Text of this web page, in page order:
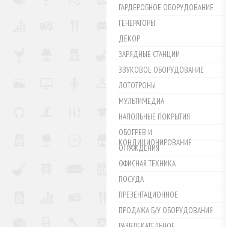
ГАРДЕРОБНОЕ ОБОРУДОВАНИЕ
ГЕНЕРАТОРЫ
ДЕКОР
ЗАРЯДНЫЕ СТАНЦИИ
ЗВУКОВОЕ ОБОРУДОВАНИЕ
ЛОТОТРОНЫ
МУЛЬТИМЕДИА
НАПОЛЬНЫЕ ПОКРЫТИЯ
ОБОГРЕВ И
КОНДИЦИОНИРОВАНИЕ
ОГРАЖДЕНИЯ
ОФИСНАЯ ТЕХНИКА
ПОСУДА
ПРЕЗЕНТАЦИОННОЕ
ПРОДАЖА Б/У ОБОРУДОВАНИЯ